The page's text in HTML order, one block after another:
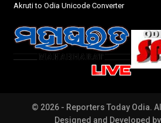
Akruti to Odia Unicode Converter
© 2026 - Reporters Today Odia.
Designed and Developed by